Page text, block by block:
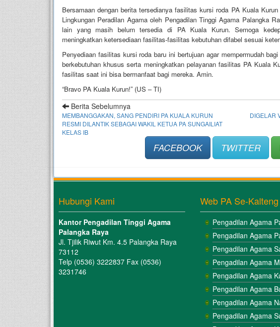
Bersamaan dengan berita tersedianya fasilitas kursi roda PA Kuala
Lingkungan Peradilan Agama oleh Pengadilan Tinggi Agama Palangka
lain yang masih belum tersedia di PA Kuala Kurun. Semoga
meningkatkan ketersediaan fasilitas-fasilitas kebutuhan difabel sesuai
Penyediaan fasilitas kursi roda baru ini bertujuan agar mempermudah
berkebutuhan khusus serta meningkatkan pelayanan fasilitas PA Kuala
fasilitas saat ini bisa bermanfaat bagi mereka. Amin.
“Bravo PA Kuala Kurun!” (US – TI)
Berita Sebelumnya
MEMBANGGAKAN, SANG PENDIRI PA KUALA KURUN
RESMI DILANTIK SEBAGAI WAKIL KETUA PA SUNGAILIAT
KELAS IB
DIGELAR
FACEBOOK TWITTER
Hubungi Kami
Kantor Pengadilan Tinggi Agama
Palangka Raya
Jl. Tjilik Riwut Km. 4.5 Palangka Raya
73112
Telp (0536) 3222837 Fax (0536)
3231746
Web PA Se-Kalteng
Pengadilan Agama
Pengadilan Agama
Pengadilan Agama
Pengadilan Agama
Pengadilan Agama
Pengadilan Agama
Pengadilan Agama
Pengadilan Agama